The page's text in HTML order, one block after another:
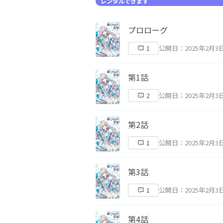
プロローグ
1 公開日：2025年2月3
第1話
2 公開日：2025年2月3
第2話
1 公開日：2025年2月3
第3話
1 公開日：2025年2月3
第4話